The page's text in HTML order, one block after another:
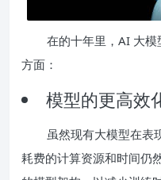
在的十年里，AI 大
方面：
模型的更高效
虽然现有大模型在表
耗费的计算资源和时间仍